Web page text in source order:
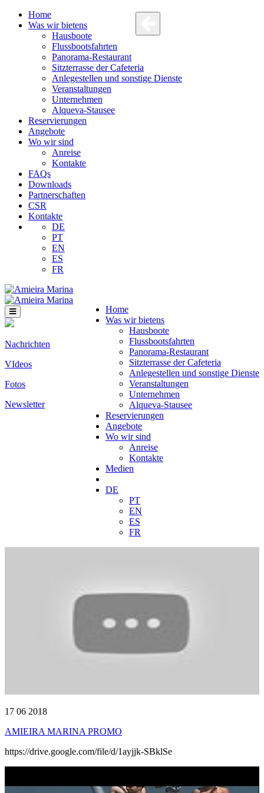
Home
Was wir bietens
Hausboote
Flussbootsfahrten
Panorama-Restaurant
Sitzterrasse der Cafeteria
Anlegestellen und sonstige Dienste
Veranstaltungen
Unternehmen
Alqueva-Stausee
Reservierungen
Angebote
Wo wir sind
Anreise
Kontakte
FAQs
Downloads
Partnerschaften
CSR
Kontakte
DE
PT
EN
ES
FR
Home
Was wir bietens
Hausboote
Flussbootsfahrten
Panorama-Restaurant
Sitzterrasse der Cafeteria
Anlegestellen und sonstige Dienste
Veranstaltungen
Unternehmen
Alqueva-Stausee
Reservierungen
Angebote
Wo wir sind
Anreise
Kontakte
Medien
DE
PT
EN
ES
FR
Nachrichten
VIdeos
Fotos
Newsletter
17 06 2018
AMIEIRA MARINA PROMO
https://drive.google.com/file/d/1ayjjk-SBklSe